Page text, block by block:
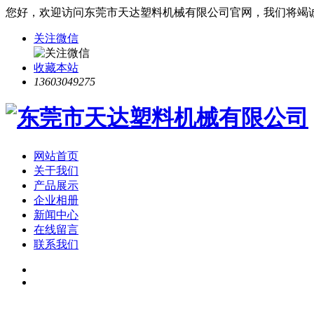
您好，欢迎访问东莞市天达塑料机械有限公司官网，我们将竭
关注微信
收藏本站
13603049275
网站首页
关于我们
产品展示
企业相册
新闻中心
在线留言
联系我们